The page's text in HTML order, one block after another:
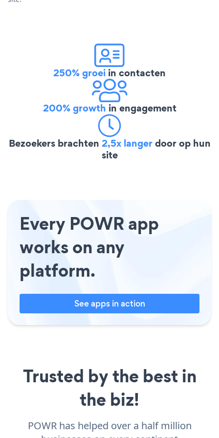
250% groei in contacten
200% growth in engagement
Bezoekers brachten 2,5x langerdoor op hun
site
Every POWR app
works on any
platform.
See apps in action
Trusted by the best in
the biz!
POWR has helped over a half million